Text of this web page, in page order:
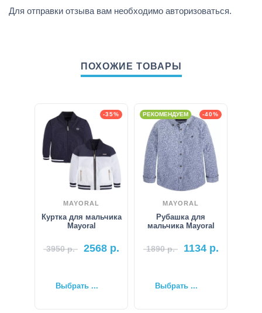
Для отправки отзыва вам необходимо авторизоваться.
ПОХОЖИЕ ТОВАРЫ
-35%
MAYORAL
Куртка для мальчика
Mayoral
3950р. 2568 р.
Выбрать ...
-40%
РЕКОМЕНДУЕМ
MAYORAL
Рубашка для
мальчика Mayoral
1890р. 1134р.
Выбрать ...